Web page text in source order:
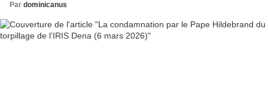
Par dominicanus